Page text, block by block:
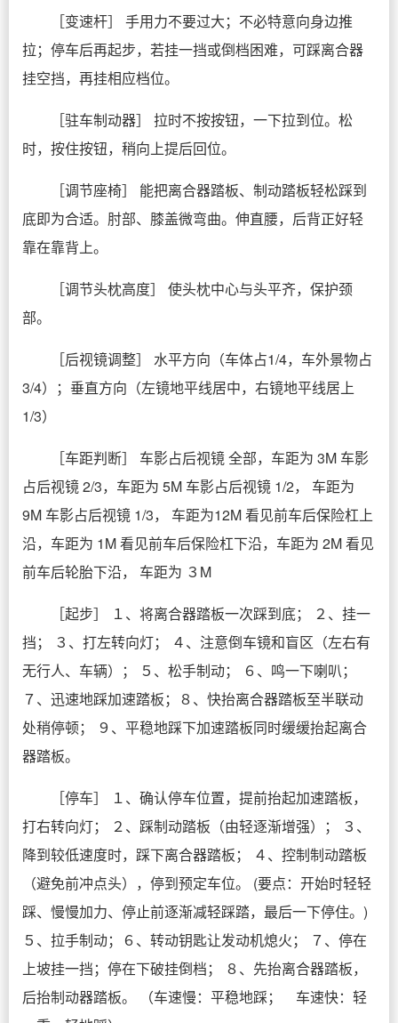
［变速杆］ 手用力不要过大；不必特意向身边推
拉；停车后再起步，若挂一挡或倒档困难，可踩离合器
挂空挡，再挂相应档位。
［驻车制动器］ 拉时不按按钮，一下拉到位。松
时，按住按钮，稍向上提后回位。
［调节座椅］ 能把离合器踏板、制动踏板轻松踩到
底即为合适。肘部、膝盖微弯曲。伸直腰，后背正好轻
靠在靠背上。
［调节头枕高度］ 使头枕中心与头平齐，保护颈
部。
［后视镜调整］ 水平方向（车体占1/4，车外景物占
3/4）；垂直方向（左镜地平线居中，右镜地平线居上
1/3）
［车距判断］ 车影占后视镜 全部，车距为 3M 车影
占后视镜 2/3，车距为 5M 车影占后视镜 1/2， 车距为
9M 车影占后视镜 1/3， 车距为12M 看见前车后保险杠上
沿，车距为 1M 看见前车后保险杠下沿，车距为 2M 看见
前车后轮胎下沿， 车距为 ３M
［起步］ １、将离合器踏板一次踩到底； ２、挂一
挡； ３、打左转向灯； ４、注意倒车镜和盲区（左右有
无行人、车辆）； ５、松手制动； ６、鸣一下喇叭；
７、迅速地踩加速踏板；８、快抬离合器踏板至半联动
处稍停顿； ９、平稳地踩下加速踏板同时缓缓抬起离合
器踏板。
［停车］ １、确认停车位置，提前抬起加速踏板，
打右转向灯； ２、踩制动踏板（由轻逐渐增强）； ３、
降到较低速度时，踩下离合器踏板； ４、控制制动踏板
（避免前冲点头），停到预定车位。 (要点：开始时轻轻
踩、慢慢加力、停止前逐渐减轻踩踏，最后一下停住。)
５、拉手制动；６、转动钥匙让发动机熄火； ７、停在
上坡挂一挡；停在下破挂倒档； ８、先抬离合器踏板，
后抬制动器踏板。 （车速慢：平稳地踩； 车速快：轻